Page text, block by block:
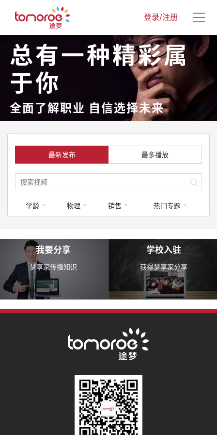
登录/注册
总有一种精彩属
于你
全面了解职业 自信选择未来
最新发布 最多播放
学龄 物理 销售 热门专题
我要分享
梦享家传播知识
学校入驻
获得梦享家分享